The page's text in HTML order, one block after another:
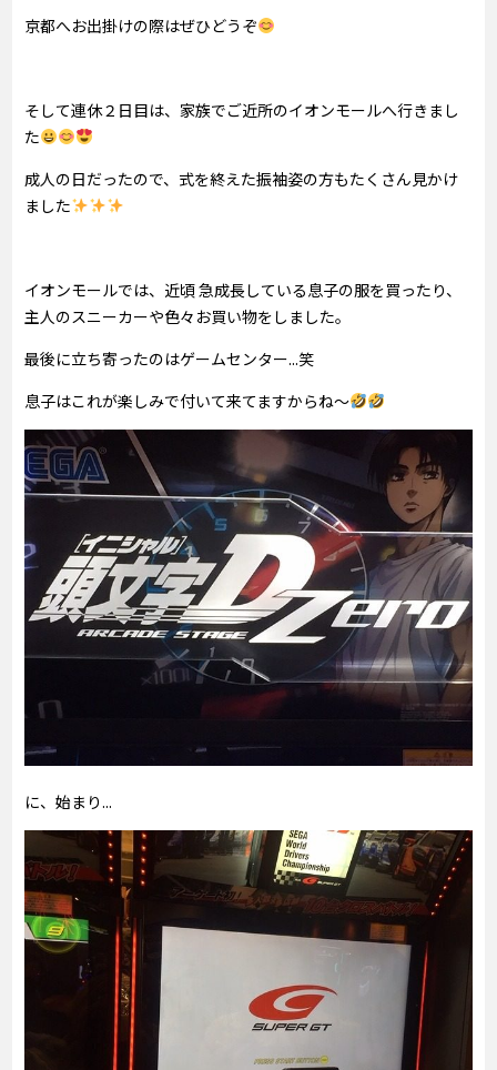
京都へお出掛けの際はぜひどうぞ
そして連休２日目は、家族でご近所のイオンモールへ行きまし
た
成人の日だったので、式を終えた振袖姿の方もたくさん見かけ
ました
イオンモールでは、近頃 急成長している息子の服を買ったり、
主人のスニーカーや色々お買い物をしました。
最後に立ち寄ったのはゲームセンター...笑
息子はこれが楽しみで付いて来てますからね～
に、始まり...